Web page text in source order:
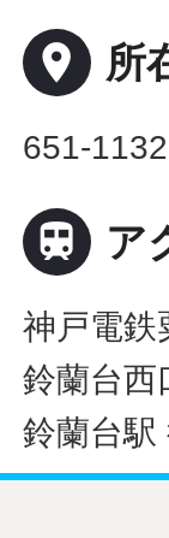
place 所
651-
 ア
神戸電鉄
鈴蘭台西
鈴蘭台駅